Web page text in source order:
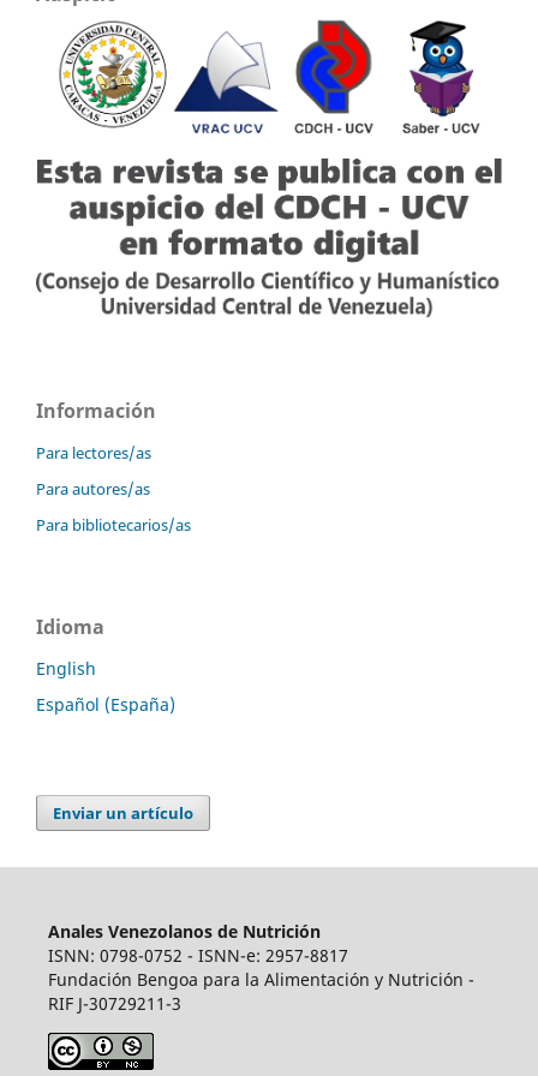
Información
Para lectores/as
Para autores/as
Para bibliotecarios/as
Idioma
English
Español (España)
Enviar un artículo
Anales Venezolanos de Nutrición
ISNN: 0798-0752 - ISNN-e: 2957-8817
Fundación Bengoa para la Alimentación y Nutrición -
RIF J-30729211-3